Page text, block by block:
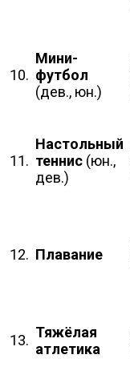
10.
Мини-
футбол
(дев., юн.)
11.
Настольный
теннис (юн.,
дев.)
12. Плавание
13. Тяжёлая
атлетика